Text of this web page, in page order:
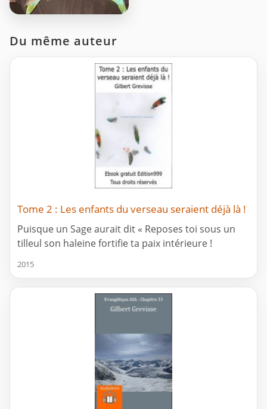
Du même auteur
Tome 2 : Les enfants du verseau seraient déjà là !
Puisque un Sage aurait dit « Reposes toi sous un
tilleul son haleine fortifie ta paix intérieure !
2015